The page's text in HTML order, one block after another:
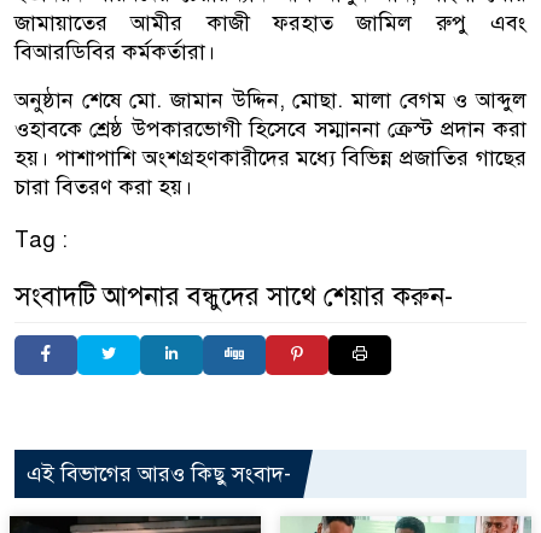
জামায়াতের আমীর কাজী ফরহাত জামিল রুপু এবং
বিআরডিবির কর্মকর্তারা।
অনুষ্ঠান শেষে মো. জামান উদ্দিন, মোছা. মালা বেগম ও আব্দুল
ওহাবকে শ্রেষ্ঠ উপকারভোগী হিসেবে সম্মাননা ক্রেস্ট প্রদান করা
হয়। পাশাপাশি অংশগ্রহণকারীদের মধ্যে বিভিন্ন প্রজাতির গাছের
চারা বিতরণ করা হয়।
Tag :
সংবাদটি আপনার বন্ধুদের সাথে শেয়ার করুন-
এই বিভাগের আরও কিছু সংবাদ-